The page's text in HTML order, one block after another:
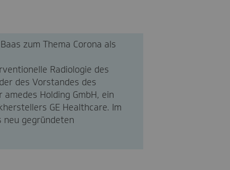
zum Thema Corona als
Radiologie des
des Vorstandes des
Holding GmbH, ein
GE Healthcare. Im
neu gegründeten